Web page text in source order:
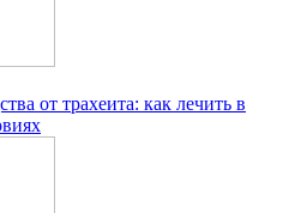
от трахеита: как лечить в